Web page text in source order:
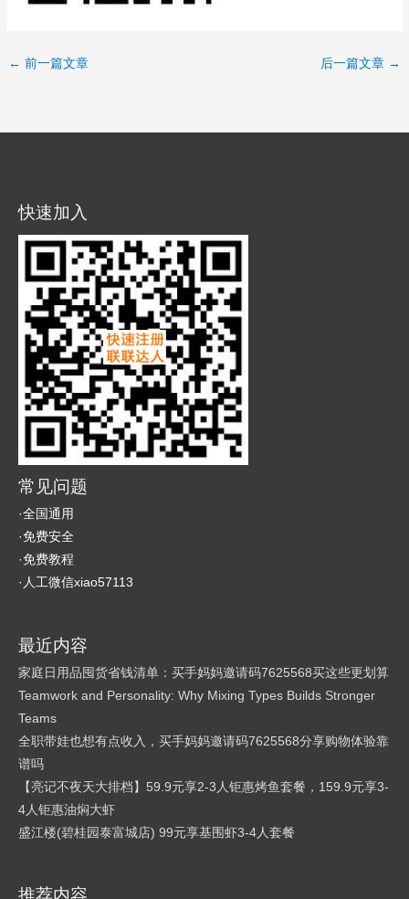
← 前一篇文章 后一篇文章 →
快速加入
常见问题
·全国通用
·免费安全
·免费教程
·人工微信xiao57113
最近内容
家庭日用品囤货省钱清单：买手妈妈邀请码7625568买这些更划算
Teamwork and Personality: Why Mixing Types Builds Stronger
Teams
全职带娃也想有点收入，买手妈妈邀请码7625568分享购物体验靠
谱吗
【亮记不夜天大排档】59.9元享2-3人钜惠烤鱼套餐，159.9元享3-
4人钜惠油焖大虾
盛江楼(碧桂园泰富城店) 99元享基围虾3-4人套餐
推荐内容